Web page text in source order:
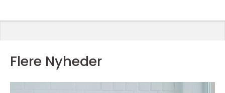
Flere Nyheder